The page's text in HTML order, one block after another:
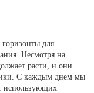
для
Несмотря на
расти, и они
С каждым днем мы
использующих